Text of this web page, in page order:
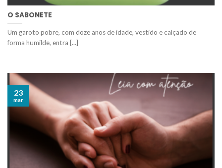
O SABONETE
Um garoto pobre, com doze anos de idade, vestido e calçado de
forma humilde, entra [...]
23
mar